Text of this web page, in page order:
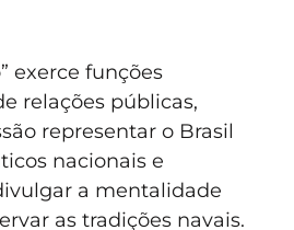
exerce funções
relações públicas,
representar o Brasil
nacionais e
a mentalidade
as tradições navais.